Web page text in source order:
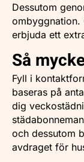
Dessutom
ombyggnation.
erbjuda ett
Så
Fyll i
baseras på
dig
och dessutom
avdraget för